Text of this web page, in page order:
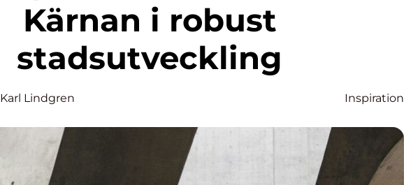
Kärnan i robust
stadsutveckling
Karl Lindgren Inspiration